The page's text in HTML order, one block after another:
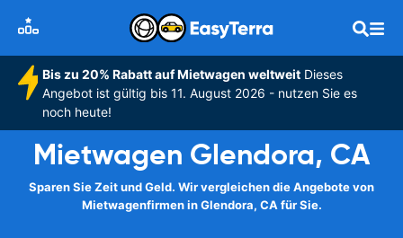
Bis zu 20% Rabatt auf Mietwagen weltweitDieses
Angebot ist gültig bis 11. August 2026 - nutzen Sie es
noch heute!
Mietwagen Glendora, CA
Sparen Sie Zeit und Geld. Wir vergleichen die Angebote von
Mietwagenfirmen in Glendora, CA für Sie.